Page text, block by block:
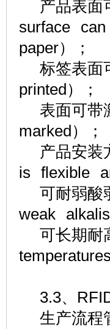
产品表面
surface
paper）；
标签表面
printed）；
表面可带
marked）；
产品安装
is flexible
可耐弱酸
weak
可长期耐
3.3、
生产流程